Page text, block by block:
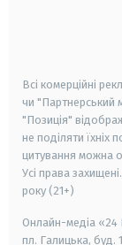
Всі комерційні
чи "Партнерський
"Позиція"
не поділяти їхніх
цитування можна
Усі права захищені.
року (21+)
Онлайн-медіа «24
пл. Галицька, буд.